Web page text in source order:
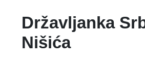
Državljanka
Nišića